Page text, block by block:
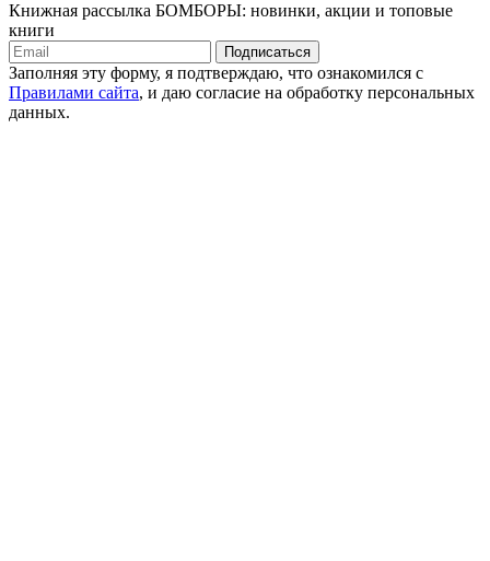
Книжная рассылка БОМБОРЫ: новинки, акции и топовые
книги
Подписаться
Заполняя эту форму, я подтверждаю, что ознакомился с
Правилами сайта, и даю согласие на обработку персональных
данных.